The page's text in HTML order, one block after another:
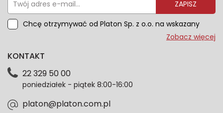
ZAPISZ
Chcę otrzymywać od Platon Sp. z o.o. na wskazany
przeze mnie adres e-mail informacje marketingowe
dotyczące danych osobowych znajdziesz w naszej
każdym czasie. Wycofanie zgody nie wpłynie na
zgodność z prawem przetwarzania dokonanego przed
Zobacz więcej
KONTAKT
22 329 50 00
poniedziałek - piątek 8:00-16:00
platon@platon.com.pl